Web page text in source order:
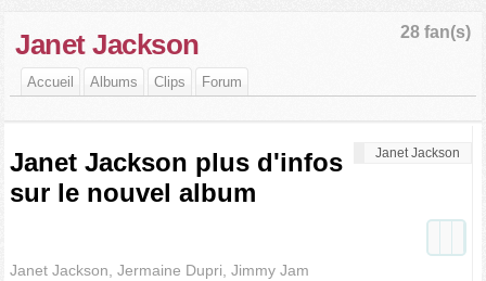
28 fan(s)
Janet Jackson
Accueil Albums Clips Forum
Janet Jackson
Janet Jackson plus d'infos
sur le nouvel album
Janet Jackson, Jermaine Dupri, Jimmy Jam